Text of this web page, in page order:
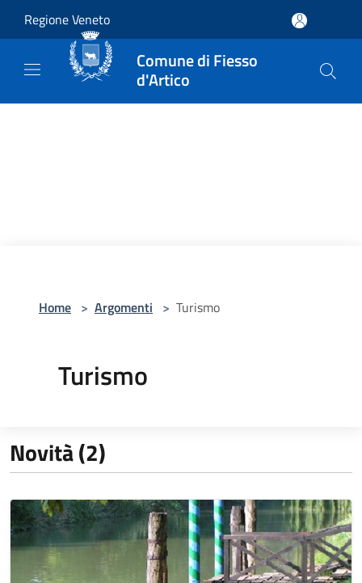
Regione Veneto
Comune di Fiesso
d'Artico
Home > Argomenti > Turismo
Turismo
Novità (2)